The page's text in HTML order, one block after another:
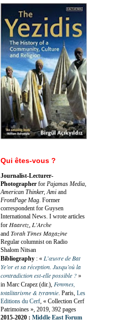
Qui êtes-vous ?
Journalist-Lecturer-
Photographer for Pajamas Media,
American Thinker, Ami and
FrontPage Mag. Former
correspondent for Guysen
International News. I wrote articles
for Haaretz, L'Arche
and Torah Times Magazine
Regular columnist on Radio
Shalom Nitsan
Bibliography : « L’œuvre de Bat
Ye’or et sa réception. Jusqu’où la
contradiction est-elle possible ? »
in Marc Crapez (dir.), Femmes,
totalitarisme & tyrannie. Paris, Les
Editions du Cerf, « Collection Cerf
Patrimoines », 2019, 392 pages
2015-2020 : Middle East Forum